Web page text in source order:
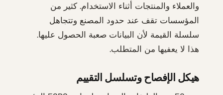
والعملاء والمنتجات أثناء الاستخدام. كثير من
المؤسسات تقف عند حدود المصنع وتتجاهل
سلسلة القيمة لأن البيانات صعبة الحصول عليها.
هذا لا يعفيها من المتطلب.
هيكل الإفصاح وتسلسل التقييم